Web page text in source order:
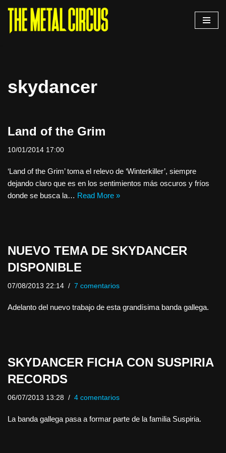
Saltar
skydancer
Land of the Grim
10/01/2014 17:00
‘Land of the Grim’ toma el relevo de ‘Winterkiller’, siempre
dejando claro que es en los sentimientos más oscuros y fríos
donde se busca la… Read More »
NUEVO TEMA DE SKYDANCER
DISPONIBLE
07/08/2013 22:14 7 comentarios
Adelanto del nuevo trabajo de esta grandísima banda gallega.
SKYDANCER FICHA CON SUSPIRIA
RECORDS
06/07/2013 13:28 4 comentarios
La banda gallega pasa a formar parte de la familia Suspiria.